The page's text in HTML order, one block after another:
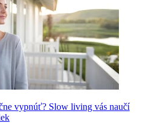
vypnúť? Slow living vás naučí